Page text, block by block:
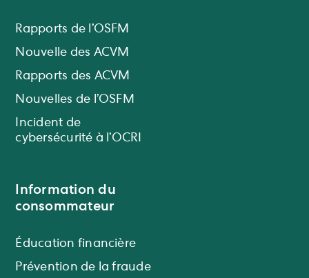
Rapports de l’OSFM
Nouvelle des ACVM
Rapports des ACVM
Nouvelles de l’OSFM
Incident de
cybersécurité à l’OCRI
Information du
consommateur
Éducation financière
Prévention de la fraude